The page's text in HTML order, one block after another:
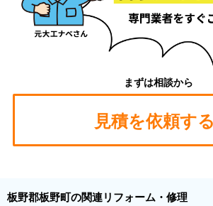
まずは相談から
見積を依頼する
板野郡板野町の関連リフォーム・修理